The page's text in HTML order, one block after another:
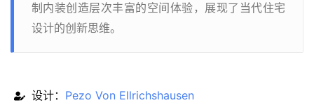
制内装创造层次丰富的空间体验，展现了当代住宅
设计的创新思维。
设计： Pezo Von Ellrichshausen